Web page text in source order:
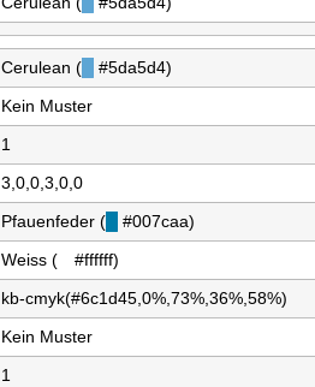
Cerulean (
#5da5d4)
Kein Muster
1
3,0,0,3,0,0
Pfauenfeder (
#007caa)
Weiss (
#ffffff)
kb-cmyk(#6c1d45,0%,73%,36%,58%)
Kein Muster
1